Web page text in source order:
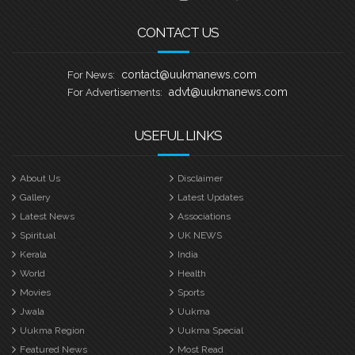
CONTACT US
For News: contact@uukmanews.com
For Advertisements: advt@uukmanews.com
USEFUL LINKS
About Us
Disclaimer
Gallery
Latest Updates
Latest News
Associations
Spiritual
UK NEWS
Kerala
India
World
Health
Movies
Sports
Jwala
Uukma
Uukma Region
Uukma Special
Featured News
Most Read